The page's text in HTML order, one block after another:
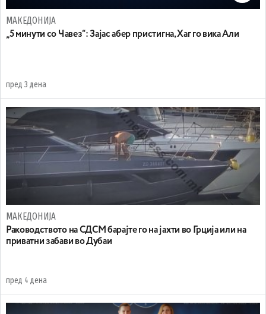
МАКЕДОНИЈА
„5 минути со Чавез“: Зајас абер пристигна, Хаг го вика Али
пред 3 дена
МАКЕДОНИЈА
Раководството на СДСМ барајте го на јахти во Грција или на
приватни забави во Дубаи
пред 4 дена